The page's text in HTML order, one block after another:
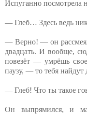
Испуганно посмотрела
— Глеб… Здесь ведь
— Верно! — он
двадцать. И вообще,
повезёт — умрёшь
паузу, — то тебя найдут
— Глеб! Что ты такое
Он выпрямился, и